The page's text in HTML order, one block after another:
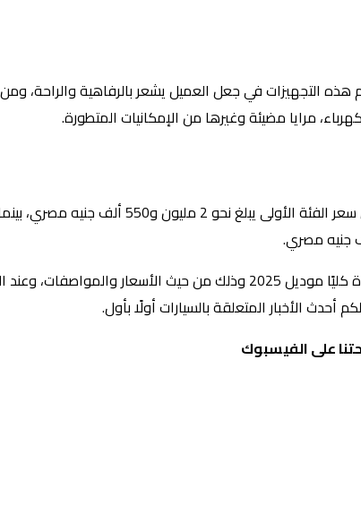
هذه التجهيزات في جعل العميل يشعر بالرفاهية والراحة،
مرايا مضيئة وغيرها من الإمكانيات المتطورة.
مثلما وضحنا لكم أن سيارة سكودا سوبيرب تأتي بفئتين، حيث أن سعر الفئة
وفرنا لكم أبرز التفاصيل المتعلقة بسيارة سكودا سوبيرب الجديدة كليًا موديل 2025 وذلك من حيث
أحدث الأخبار المتعلقة بالسيارات أولًا بأول.
على الفيسبوك